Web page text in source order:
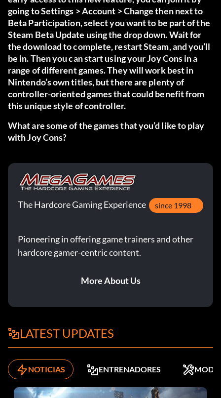
going to Settings > Account > Change then next to
Beta Participation, select you want to be part of the
Steam Beta Update using the drop down. Wait for
the download to complete, restart Steam, and you’ll
be in. Then you can start using your Joy Cons in a
range of different games. They will work best in
Nintendo’s own titles, but there are plenty of
controller-oriented games that could benefit from
this unique style of controller.
What are some of the games that you’d like to play
with Joy Cons?
The Hardcore Gaming Experience since 1998
Pioneering in offering game trainers and other
hardcore gamer-centric content.
More About Us
LATEST UPDATES
NOTICIAS ENTRENADORES MODS